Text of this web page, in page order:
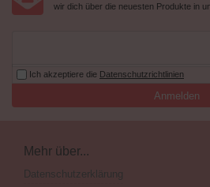
wir dich über die neuesten Produkte in
Ich akzeptiere die Datenschutzrichtlinien
Anmelden
Mehr über...
Datenschutzerklärung